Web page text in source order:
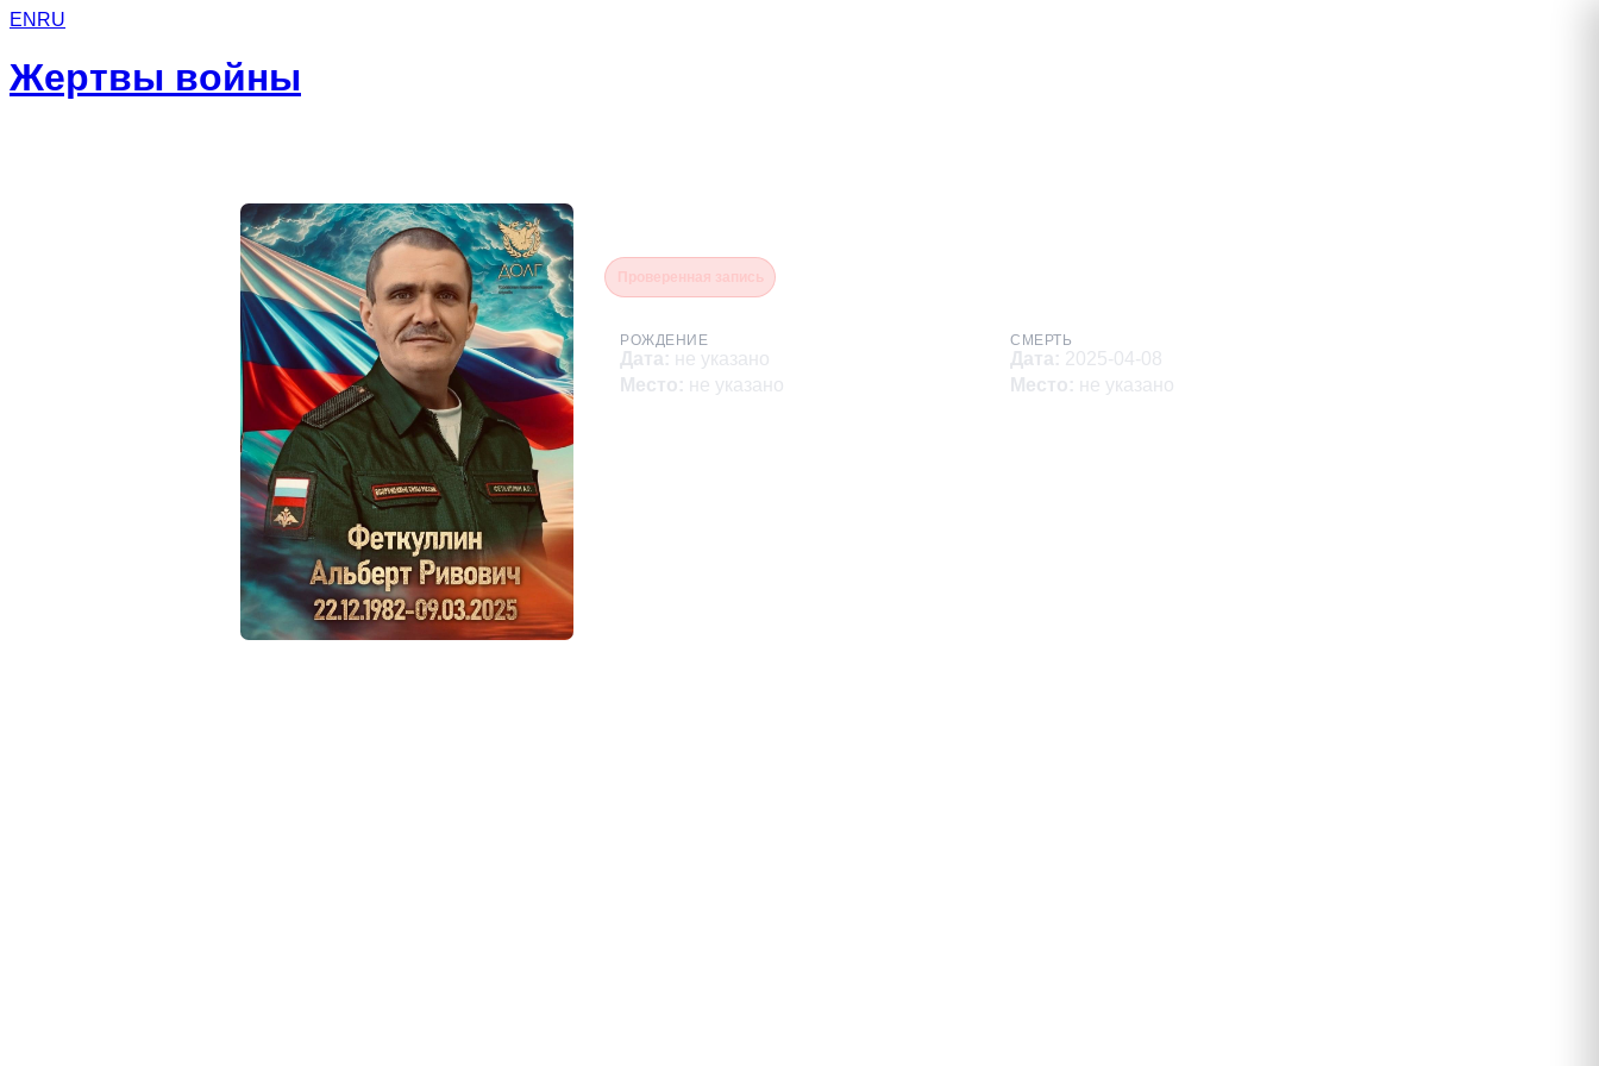
EN RU
Жертвы войны
РОЖДЕНИЕ
Дата: не указано
Место: не указано
СМЕРТЬ
Дата: 2025-04-08
Место: не указано